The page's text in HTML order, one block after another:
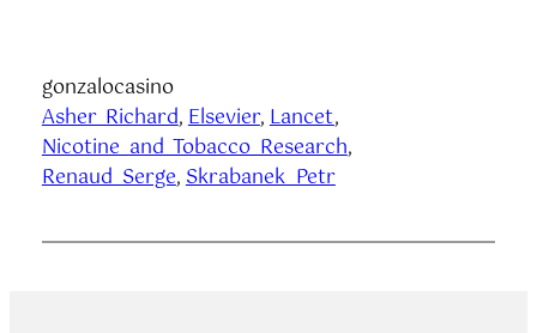
gonzalocasino
Asher_Richard, Elsevier, Lancet
Nicotine_and_Tobacco_Research
Renaud_Serge, Skrabanek_Petr